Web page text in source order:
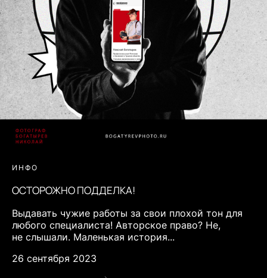
ИНФО
ОСТОРОЖНО ПОДДЕЛКА!
Выдавать чужие работы за свои плохой тон для
любого специалиста! Авторское право? Не,
не слышали. Маленькая история...
26 сентября 2023